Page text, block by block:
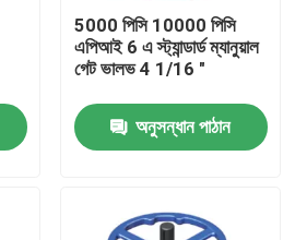
5000 পিসি 10000 পিসি
এপিআই 6 এ স্ট্যান্ডার্ড ম্যানুয়াল
গেট ভালভ 4 1/16 "
অনুসন্ধান পাঠান